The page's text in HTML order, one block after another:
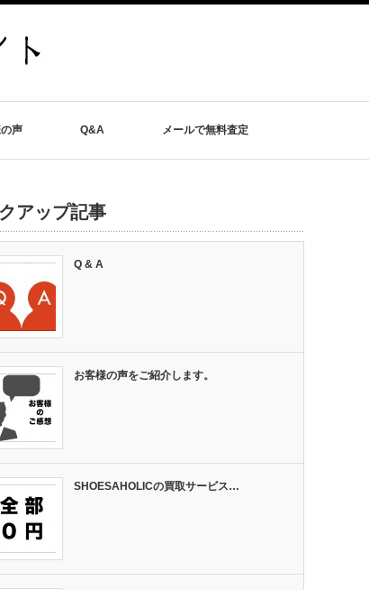
声 Q&A メールで無料査定
アップ記事
Q & A
お客様の声をご紹介します。
SHOESAHOLICの買取サービス…